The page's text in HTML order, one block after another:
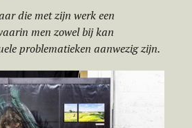
die met zijn werk een
men zowel bij kan
problematieken aanwezig zijn.